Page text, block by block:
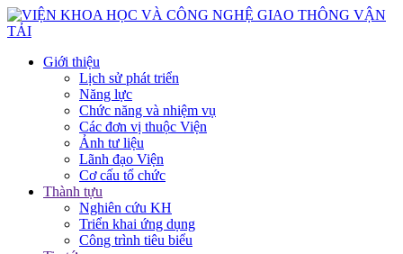
Giới thiệu
Lịch sử phát triển
Năng lực
Chức năng và nhiệm vụ
Các đơn vị thuộc Viện
Ảnh tư liệu
Lãnh đạo Viện
Cơ cấu tổ chức
Thành tựu
Nghiên cứu KH
Triển khai ứng dụng
Công trình tiêu biểu